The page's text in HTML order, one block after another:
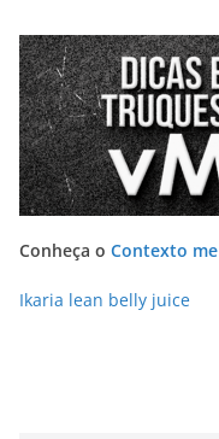
Conheça o Contexto me
Ikaria lean belly juice